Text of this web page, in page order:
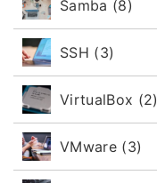
Samba (8)
SSH (3)
VirtualBox (2)
VMware (3)